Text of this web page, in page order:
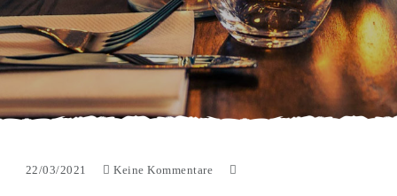
22/03/2021 Keine Kommentare